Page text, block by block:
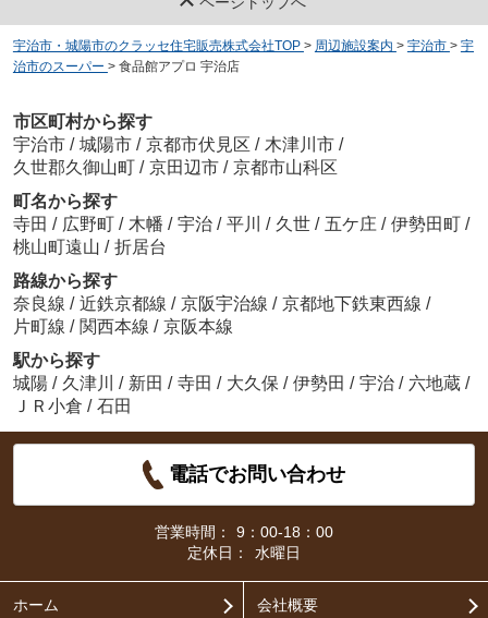
宇治市・城陽市のクラッセ住宅販売株式会社TOP > 周辺施設案内 > 宇治市 > 宇
治市のスーパー > 食品館アプロ 宇治店
市区町村から探す
宇治市 / 城陽市 / 京都市伏見区 / 木津川市 /
久世郡久御山町 / 京田辺市 / 京都市山科区
町名から探す
寺田 / 広野町 / 木幡 / 宇治 / 平川 / 久世 / 五ケ庄 / 伊勢田町 /
桃山町遠山 / 折居台
路線から探す
奈良線 / 近鉄京都線 / 京阪宇治線 / 京都地下鉄東西線 /
片町線 / 関西本線 / 京阪本線
駅から探す
城陽 / 久津川 / 新田 / 寺田 / 大久保 / 伊勢田 / 宇治 / 六地蔵 /
ＪＲ小倉 / 石田
電話でお問い合わせ
営業時間：
9：00-18：00
定休日：
水曜日
ホーム 会社概要